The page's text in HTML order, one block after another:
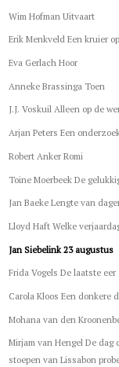
Wim Hofman Uitvaart
Erik Menkveld Een kruier
Eva Gerlach Hoor
Anneke Brassinga Toen
J.J. Voskuil Alleen op de
Arjan Peters Een
Robert Anker Romi
Toine Moerbeek De
Jan Baeke Lengte van
Lloyd Haft Welke
Jan Siebelink 23 augustus
Frida Vogels De laatste eer
Carola Kloos Een donkere
Mohana van den
Mirjam van Hengel De
stoepen van Lissabon